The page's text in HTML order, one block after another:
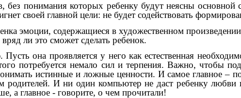
без понимания которых ребенку будут неясны основной
своей главной цели: не будет содействовать
эмоции, содержащиеся в художественном
ли это сможет сделать ребенок.
она проявляется у него как естественная
потребуется немало сил и терпения. Важно, чтобы
истинные и ложные ценности. И самое главное –
И ни один компьютер не даст ребенку любви
а главное - говорите, о чем прочитали!